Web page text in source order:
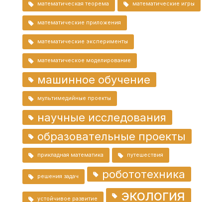
математическая теорема математические игры
математические приложения
математические эксперименты
математическое моделирование
машинное обучение
мультимедийные проекты
научные исследования
образовательные проекты
прикладная математика путешествия
решения задач робототехника
устойчивое развитие экология